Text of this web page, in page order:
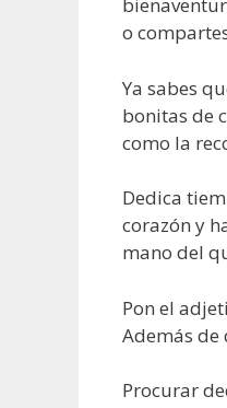
o
Ya sabes
bonitas de
como la
Dedica
corazón y
mano del
Pon el
Además de
Procurar